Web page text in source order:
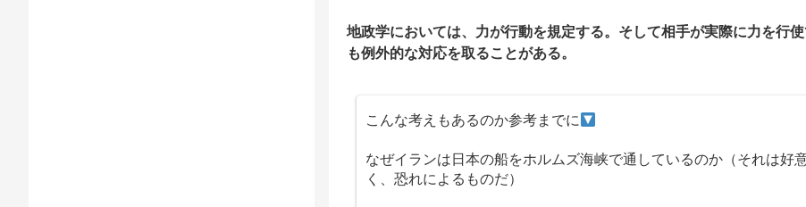
地政学においては、力が行動を規定する。そして相手が実際に力を行
も例外的な対応を取ることがある。
こんな考えもあるのか参考までに
なぜイランは日本の船をホルムズ海峡で通しているのか（それは好
く、恐れによるものだ）